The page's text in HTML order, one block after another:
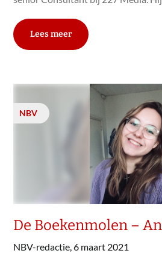
Lees meer
NBV
De Boekenmolen –
NBV-redactie,6 maart 2021